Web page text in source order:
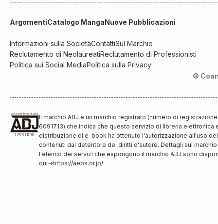
ArgomentiCatalogo MangaNuove Pubblicazioni
Informazioni sulla SocietàContattiSul Marchio
Reclutamento di NeolaureatiReclutamento di Professionisti
Politica sui Social MediaPolitica sulla Privacy
©
Il marchio ABJ è un marchio registrato (numero di registrazione
6091713) che indica che questo servizio di libreria elettronica
distribuzione di e-book ha ottenuto l'autorizzazione all'uso dei
contenuti dal detentore dei diritti d'autore. Dettagli sul marchio
l'elenco dei servizi che espongono il marchio ABJ sono
qui→https://aebs.or.jp/